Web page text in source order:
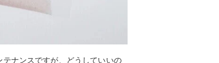
ナンスですが、どうしていいの